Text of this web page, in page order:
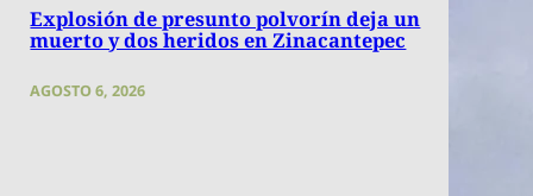
Explosión de presunto polvorín deja un
muerto y dos heridos en Zinacantepec
AGOSTO 6, 2026